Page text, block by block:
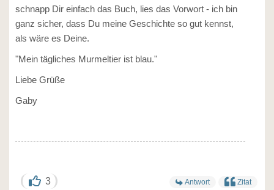
schnapp Dir einfach das Buch, lies das Vorwort - ich bin
ganz sicher, dass Du meine Geschichte so gut kennst,
als wäre es Deine.
"Mein tägliches Murmeltier ist blau."
Liebe Grüße
Gaby
3 Antwort Zitat